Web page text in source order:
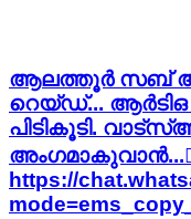
ആലത്തൂർ സബ്
റെയ്‌ഡ്‌... ആർടിഒ
പിടികൂടി.
https://